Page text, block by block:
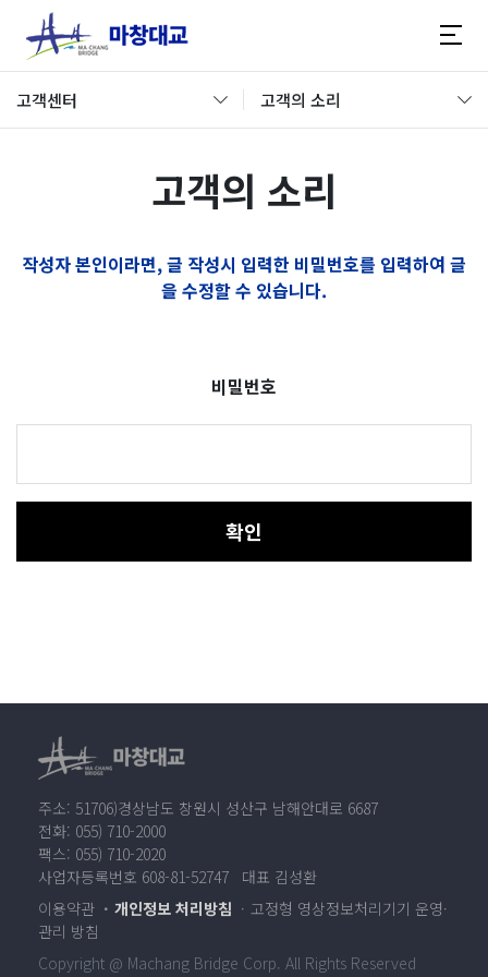
고객센터 고객의 소리
고객의 소리
작성자 본인이라면, 글 작성시 입력한 비밀번호를 입력하여 글
을 수정할 수 있습니다.
비밀번호
확인
주소: 51706)경상남도 창원시 성산구 남해안대로 6687
전화: 055) 710-2000
팩스: 055) 710-2020
사업자등록번호 608-81-52747 대표 김성환
이용약관
개인정보 처리방침
고정형 영상정보처리기기 운영·
관리 방침
Copyright @ Machang Bridge Corp. All Rights Reserved